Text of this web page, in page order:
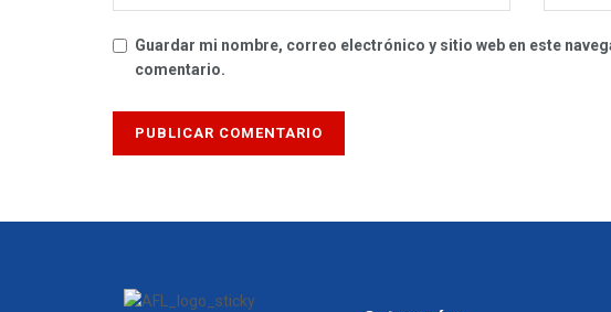
Guardar mi nombre, correo electrónico y sitio web en este
comentario.